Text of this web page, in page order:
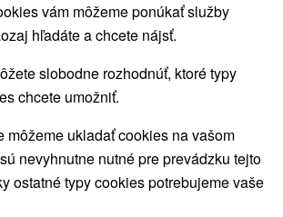
alebo termín
vám môžeme ponúkať služby
hľadáte a chcete nájsť.
slobodne rozhodnúť, ktoré typy
chcete umožniť.
môžeme ukladať cookies na vašom
nevyhnutne nutné pre prevádzku tejto
ostatné typy cookies potrebujeme vaše